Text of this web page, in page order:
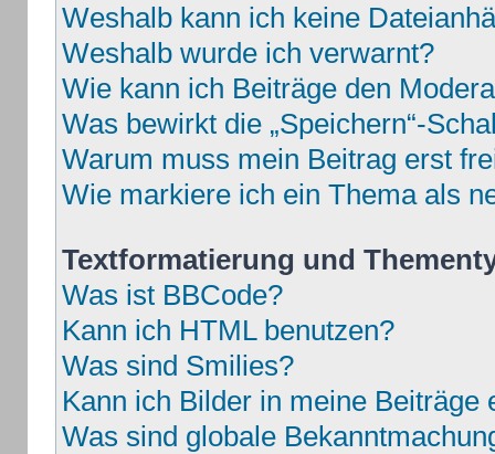
Weshalb kann ich keine
Weshalb wurde ich verwarnt?
Wie kann ich Beiträge den
Was bewirkt die „Speichern“-
Warum muss mein Beitrag erst
Wie markiere ich ein Thema als
Textformatierung und
Was ist BBCode?
Kann ich HTML benutzen?
Was sind Smilies?
Kann ich Bilder in meine Beiträge
Was sind globale